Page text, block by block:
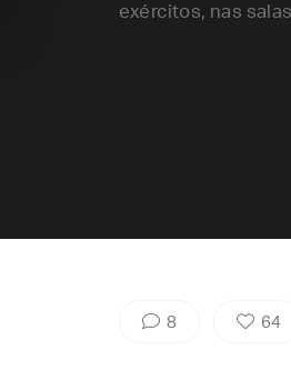
exércitos, nas
8 64